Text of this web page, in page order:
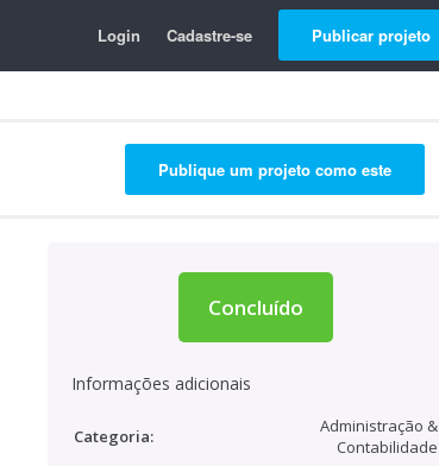
Login Cadastre-se Publicar projeto
Publique um projeto como este
Concluído
Informações adicionais
Categoria:
Administração &
Contabilidade